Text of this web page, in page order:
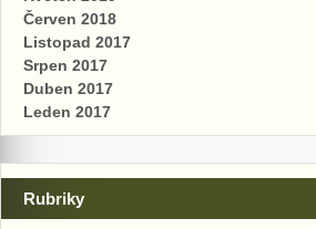
Červen 2018
Listopad 2017
Srpen 2017
Duben 2017
Leden 2017
Rubriky